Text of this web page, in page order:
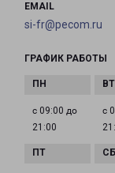
EMAIL
si-fr@pecom.ru
ГРАФИК РАБОТЫ
с 09:00 до
21:00
с